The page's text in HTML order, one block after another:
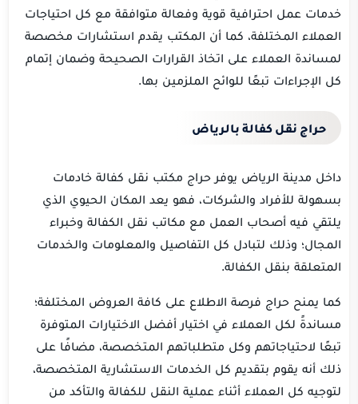
خدمات عمل احترافية قوية وفعالة متوافقة مع كل احتياجات
العملاء المختلفة، كما أن المكتب يقدم استشارات مخصصة
لمساندة العملاء على اتخاذ القرارات الصحيحة وضمان إتمام
كل الإجراءات تبعًا للوائح الملزمين بها.
حراج نقل كفالة بالرياض
داخل مدينة الرياض يوفر حراج مكتب نقل كفالة خادمات
بسهولة للأفراد والشركات، فهو يعد المكان الحيوي الذي
يلتقي فيه أصحاب العمل مع مكاتب نقل الكفالة وخبراء
المجال؛ وذلك لتبادل كل التفاصيل والمعلومات والخدمات
المتعلقة بنقل الكفالة.
كما يمنح حراج فرصة الاطلاع على كافة العروض المختلفة؛
مساندةً لكل العملاء في اختيار أفضل الاختيارات المتوفرة
تبعًا لاحتياجاتهم وكل متطلباتهم المتخصصة، مضافًا على
ذلك أنه يقوم بتقديم كل الخدمات الاستشارية المتخصصة،
لتوجيه كل العملاء أثناء عملية النقل للكفالة والتأكد من